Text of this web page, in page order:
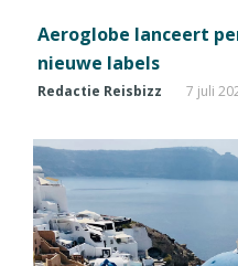
Aeroglobe lanceert
nieuwe labels
Redactie Reisbizz 7 juli